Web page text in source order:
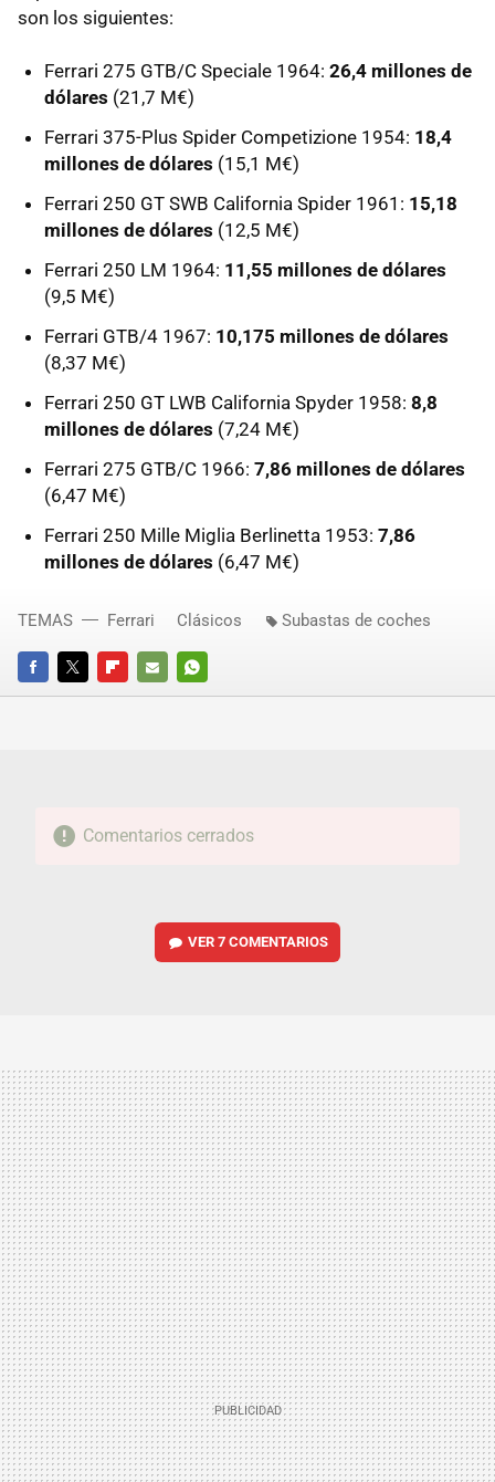
son los siguientes:
Ferrari 275 GTB/C Speciale 1964: 26,4 millones de
dólares (21,7 M€)
Ferrari 375-Plus Spider Competizione 1954: 18,4
millones de dólares (15,1 M€)
Ferrari 250 GT SWB California Spider 1961: 15,18
millones de dólares (12,5 M€)
Ferrari 250 LM 1964: 11,55 millones de dólares
(9,5 M€)
Ferrari GTB/4 1967: 10,175 millones de dólares
(8,37 M€)
Ferrari 250 GT LWB California Spyder 1958: 8,8
millones de dólares (7,24 M€)
Ferrari 275 GTB/C 1966: 7,86 millones de dólares
(6,47 M€)
Ferrari 250 Mille Miglia Berlinetta 1953: 7,86
millones de dólares (6,47 M€)
FACEBOOKTWITTERFLIPBOARD
E-
WHATSAPP
TEMAS Ferrari Clásicos Subastas de coches
Comentarios cerrados
VER7 COMENTARIOS